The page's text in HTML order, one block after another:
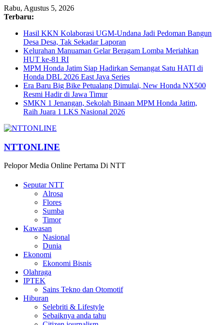
Rabu, Agustus 5, 2026
Terbaru:
Hasil KKN Kolaborasi UGM-Undana Jadi Pedoman Bangun
Desa Desa, Tak Sekadar Laporan
Kelurahan Manuaman Gelar Beragam Lomba Meriahkan
HUT ke-81 RI
MPM Honda Jatim Siap Hadirkan Semangat Satu HATI di
Honda DBL 2026 East Java Series
Era Baru Big Bike Petualang Dimulai, New Honda NX500
Resmi Hadir di Jawa Timur
SMKN 1 Jenangan, Sekolah Binaan MPM Honda Jatim,
Raih Juara 1 LKS Nasional 2026
NTTONLINE
Pelopor Media Online Pertama Di NTT
Seputar NTT
Alrosa
Flores
Sumba
Timor
Kawasan
Nasional
Dunia
Ekonomi
Ekonomi Bisnis
Olahraga
IPTEK
Sains Tekno dan Otomotif
Hiburan
Selebriti & Lifestyle
Sebaiknya anda tahu